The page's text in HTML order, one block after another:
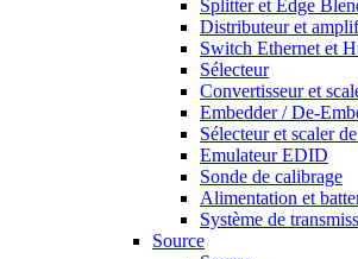
Splitter et Edge
Distributeur et
Switch Ethernet et
Sélecteur
Convertisseur et
Embedder / De-
Sélecteur et scaler
Emulateur EDID
Sonde de calibrage
Alimentation et
Système de
Source